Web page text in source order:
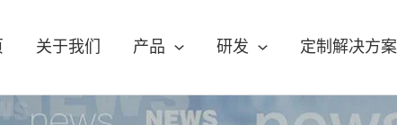
关于我们 产品 研发 定制解决方案